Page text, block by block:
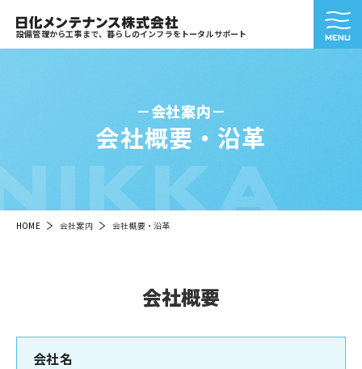
設備管理から工事まで、暮らしのインフラをトータルサポート
会社案内
会社概要・沿革
HOME 会社案内 会社概要・沿革
会社概要
会社名